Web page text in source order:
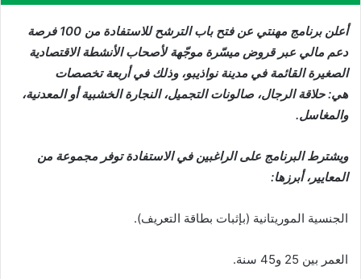
أعلن برنامج مهنتي عن فتح باب الترشح للاستفادة من 100 فرصة
دعم مالي عبر قروض ميسّرة موجّهة لأصحاب الأنشطة الاقتصادية
الصغيرة القائمة في مدينة نواذيبو، وذلك في أربعة تخصصات
هي: حلاقة الرجال، صالونات التجميل، النجارة الخشبية أو المعدنية،
والمغاسل.
ويشترط البرنامج على الراغبين في الاستفادة توفر مجموعة من
المعايير، أبرزها:
الجنسية الموريتانية (بإثبات بطاقة التعريف).
العمر بين 25 و45 سنة.